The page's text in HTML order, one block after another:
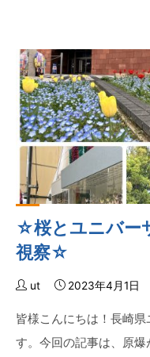
し
に
な
ら
れ
ま
し
た
ら
せ
★"
☆桜とユニバー
視察☆
ut 2023年4月1日
皆様こんにちは！長崎
す。今回の記事は、原